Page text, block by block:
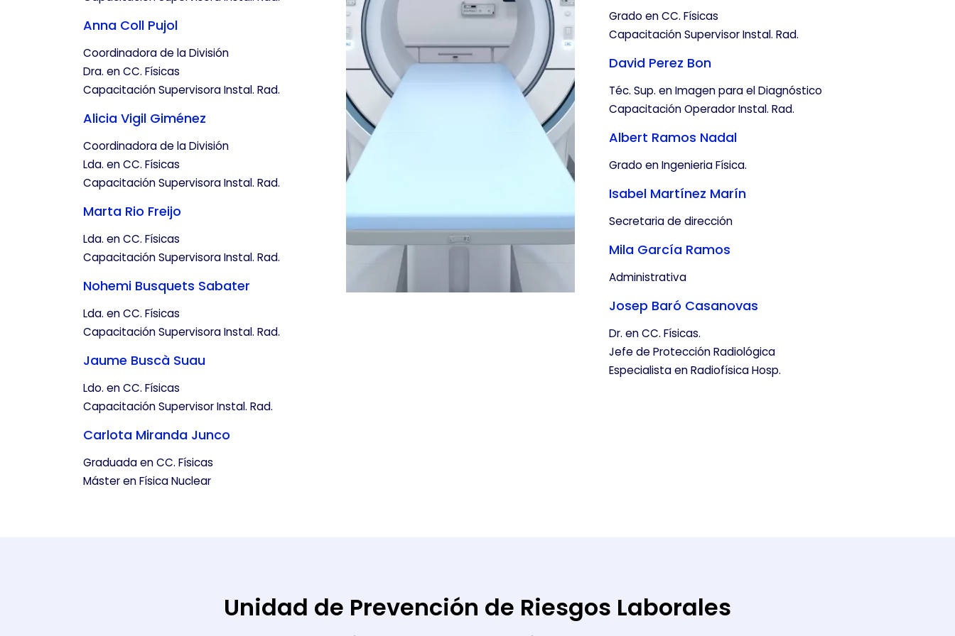
Anna Coll Pujol
Coordinadora de la División
Dra. en CC. Físicas
Capacitación Supervisora Instal. Rad.
Alicia Vigil Giménez
Coordinadora de la División
Lda. en CC. Físicas
Capacitación Supervisora Instal. Rad.
Marta Rio Freijo
Lda. en CC. Físicas
Capacitación Supervisora Instal. Rad.
Nohemi Busquets Sabater
Lda. en CC. Físicas
Capacitación Supervisora Instal. Rad.
Jaume Buscà Suau
Ldo. en CC. Físicas
Capacitación Supervisor Instal. Rad.
Carlota Miranda Junco
Graduada en CC. Físicas
Máster en Física Nuclear
Grado en CC. Físicas
Capacitación Supervisor Instal. Rad.
David Perez Bon
Téc. Sup. en Imagen para el Diagnóstico
Capacitación Operador Instal. Rad.
Albert Ramos Nadal
Grado en Ingenieria Física.
Isabel Martínez Marín
Secretaria de dirección
Mila García Ramos
Administrativa
Josep Baró Casanovas
Dr. en CC. Físicas.
Jefe de Protección Radiológica
Especialista en Radiofísica Hosp.
Unidad de Prevención de Riesgos Laborales